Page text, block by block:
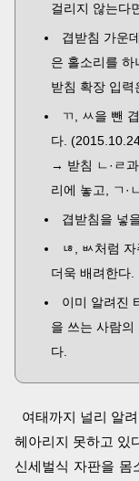
걸리지 않는다
겹받침 가운
은 홀소리를 하
받침 확장 입
ㄲ, ㅆ을 뺀
다.
→ 받침 ㄴ·ㄹ
리에 놓고, ㄱ·
겹받침을 넣
ㄶ, ㅄ처럼
더욱 배려한다.
이미 알려진
을 쓰는 사람
다.
여태까지 널리 알
헤아리지 못하고 있
신세벌식 자판을 몸